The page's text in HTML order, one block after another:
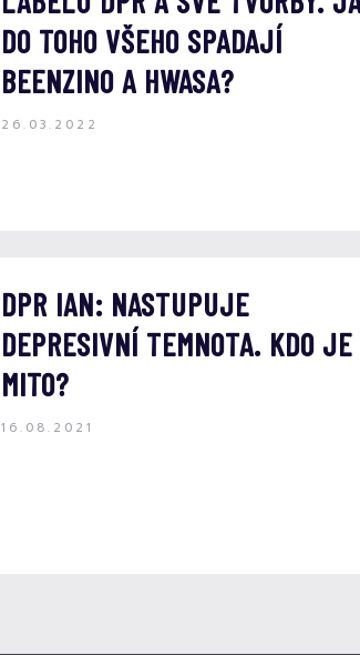
DO TOHO VŠEHO SPADAJÍ
BEENZINO A HWASA?
26.03.2022
DPR IAN: NASTUPUJE
DEPRESIVNÍ TEMNOTA. KDO JE
MITO?
16.08.2021